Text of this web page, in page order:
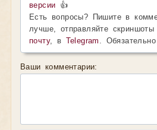
версии 👍
Есть вопросы? Пишите в
лучше, отправляйте
почту, в Telegram .
Ваши комментарии: